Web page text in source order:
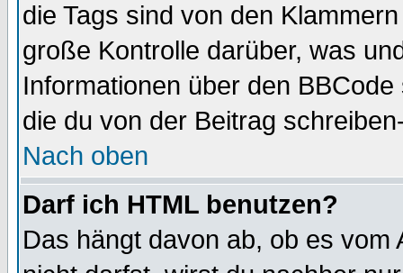
die Tags sind von den
große Kontrolle darüber, was
Informationen über den
die du von der Beitrag
Nach oben
Darf ich HTML benutzen?
Das hängt davon ab, ob es